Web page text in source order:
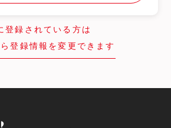
登録されている方は
登録情報を変更できます